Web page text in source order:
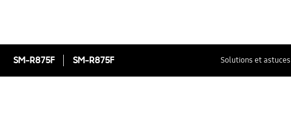
SM-R875F SM-R875F Solutions et astuces